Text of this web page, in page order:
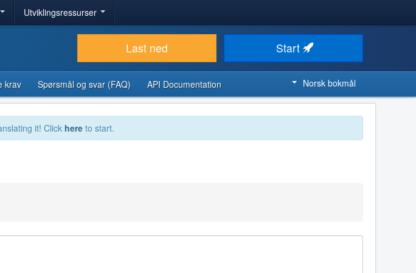
Utviklingsressurser
Last ned Start
krav Spørsmål og svar (FAQ) API Documentation Norsk bokmål
it! Click here to start.